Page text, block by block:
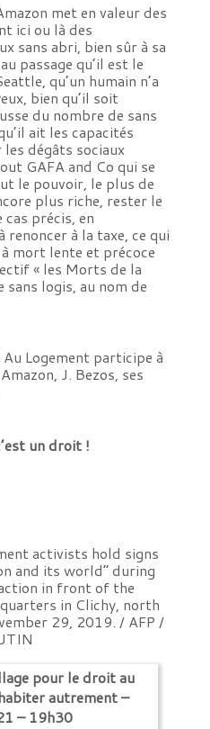
met en valeur des
ici ou là des
sans abri, bien sûr à sa
passage qu’il est le
qu’un humain n’a
bien qu’il soit
du nombre de sans
ait les capacités
dégâts sociaux
GAFA and Co qui se
le pouvoir, le plus de
plus riche, rester le
précis, en
à la taxe, ce qui
mort lente et précoce
« les Morts de la
sans logis, au nom de
Logement participe à
J. Bezos, ses
un droit !
activists hold signs
and its world” during
in front of the
in Clichy, north
29, 2019. / AFP /
pour le droit au
autrement –
– 19h30